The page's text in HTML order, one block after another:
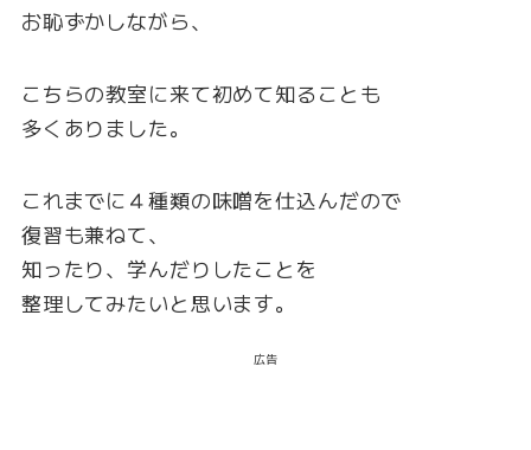
お恥ずかしながら、
こちらの教室に来て初めて知ることも
多くありました。
これまでに４種類の味噌を仕込んだので
復習も兼ねて、
知ったり、学んだりしたことを
整理してみたいと思います。
広告